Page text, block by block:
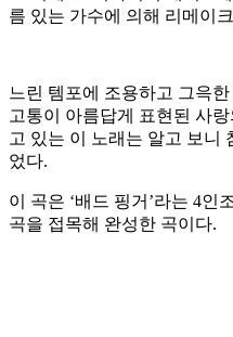
름 있는 가수에 의해 리메이
느린 템포에 조용하고 그윽
고통이 아름답게 표현된 사
고 있는 이 노래는 알고 보니
었다.
이 곡은 ‘배드 핑거’라는 4인
곡을 접목해 완성한 곡이다.